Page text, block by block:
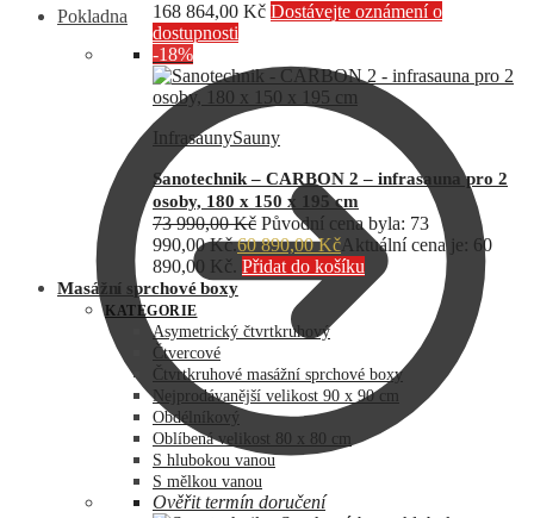
Pokladna 168 864,00 Kč Dostávejte oznámení o
dostupnosti
-18%
InfrasaunySauny
Sanotechnik – CARBON 2 – infrasauna pro 2
osoby, 180 x 150 x 195 cm
73 990,00Kč Původní cena byla: 73
990,00 Kč.60 890,00Kč Aktuální cena je: 60
890,00 Kč. Přidat do košíku
Masážní sprchové boxy
KATEGORIE
Asymetrický čtvrtkruhový
Čtvercové
Čtvrtkruhové masážní sprchové boxy
Nejprodávanější velikost 90 x 90 cm
Obdélníkový
Oblíbená velikost 80 x 80 cm
S hlubokou vanou
S mělkou vanou
Ověřit termín doručení